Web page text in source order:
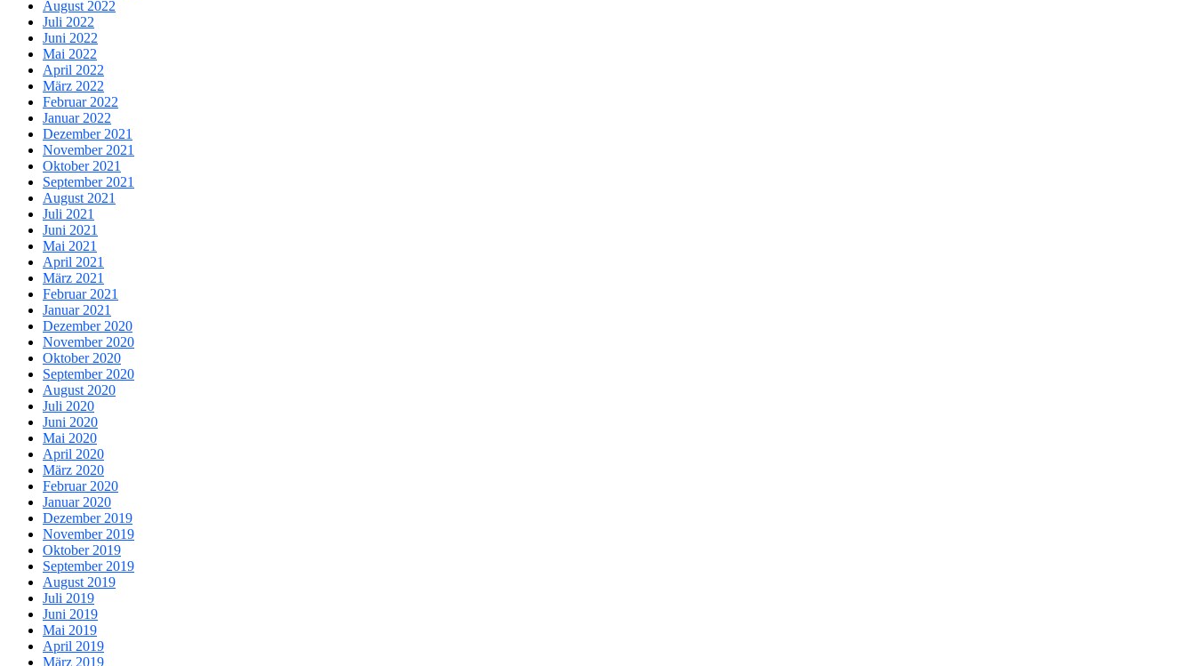
August 2022
Juli 2022
Juni 2022
Mai 2022
April 2022
März 2022
Februar 2022
Januar 2022
Dezember 2021
November 2021
Oktober 2021
September 2021
August 2021
Juli 2021
Juni 2021
Mai 2021
April 2021
März 2021
Februar 2021
Januar 2021
Dezember 2020
November 2020
Oktober 2020
September 2020
August 2020
Juli 2020
Juni 2020
Mai 2020
April 2020
März 2020
Februar 2020
Januar 2020
Dezember 2019
November 2019
Oktober 2019
September 2019
August 2019
Juli 2019
Juni 2019
Mai 2019
April 2019
März 2019